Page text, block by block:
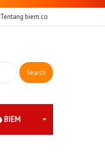
Tentang biem.co
Search
for:
BIEM